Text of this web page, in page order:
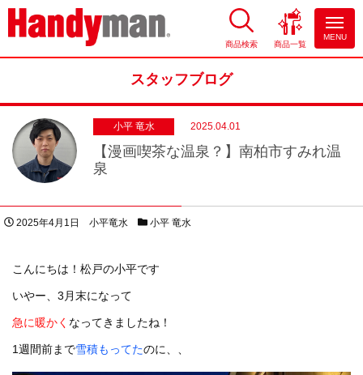
お風呂やキッチンのリフォーム
商品検索 商品一覧
MENU
スタッフブログ
小平 竜水 2025.04.01
【漫画喫茶な温泉？】南柏市すみれ温
泉
投稿日
2025年4月1日 著者
小平竜水 スタッフブログカテゴリー
小平 竜水
こんにちは！松戸の小平です
いやー、3月末になって
急に暖かく なってきましたね！
1週間前まで雪積もってたのに、、